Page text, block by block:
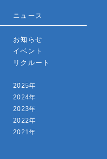
ニュース
お知らせ
イベント
リクルート
2025年
2024年
2023年
2022年
2021年